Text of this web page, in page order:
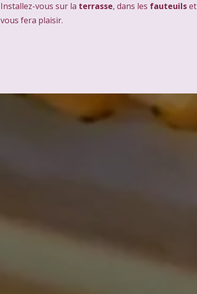
Installez-vous sur la terrasse, dans les fauteuils
vous fera plaisir.